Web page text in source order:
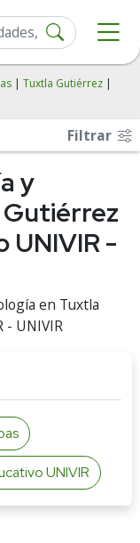
| Tuxtla Gutiérrez |
Filtrar
y
UNIVIR -
en Tuxtla
- UNIVIR
UNIVIR